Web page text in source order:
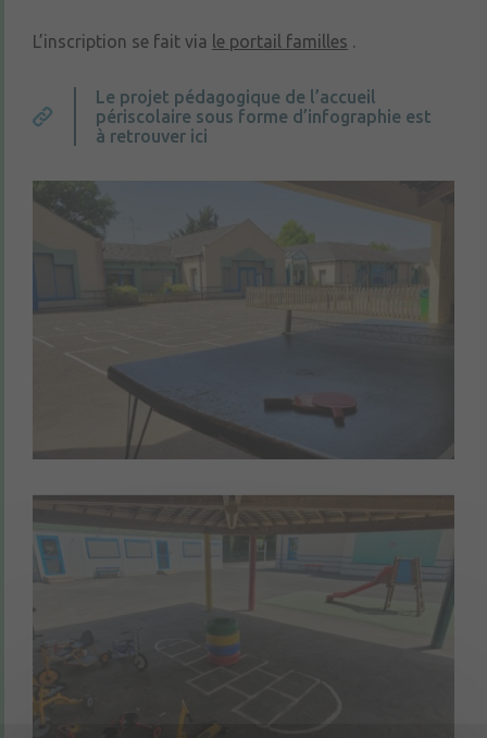
L’inscription se fait via le portail familles .
Le projet pédagogique de l’accueil
périscolaire sous forme d’infographie est
à retrouver ici